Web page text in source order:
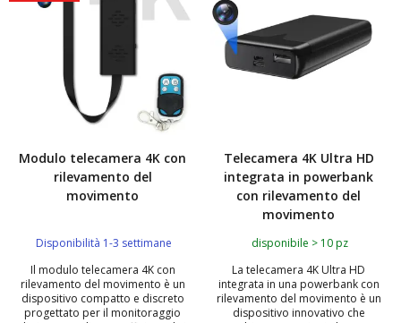
Modulo telecamera 4K con
rilevamento del
movimento
Disponibilità 1-3 settimane
Il modulo telecamera 4K con
rilevamento del movimento è un
dispositivo compatto e discreto
progettato per il monitoraggio
Telecamera 4K Ultra HD
integrata in powerbank
con rilevamento del
movimento
disponibile > 10 pz
La telecamera 4K Ultra HD
integrata in una powerbank con
rilevamento del movimento è un
dispositivo innovativo che